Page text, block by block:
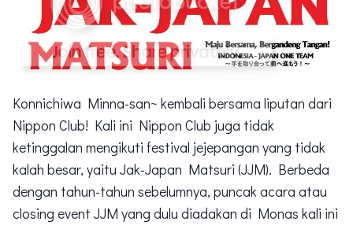
Konnichiwa Minna-san~ kembali bersama liputan dari
Nippon Club! Kali ini Nippon Club juga tidak
ketinggalan mengikuti festival jejepangan yang tidak
kalah besar, yaitu Jak-Japan Matsuri (JJM). Berbeda
dengan tahun-tahun sebelumnya, puncak acara atau
closing event JJM yang dulu diadakan di Monas kali ini